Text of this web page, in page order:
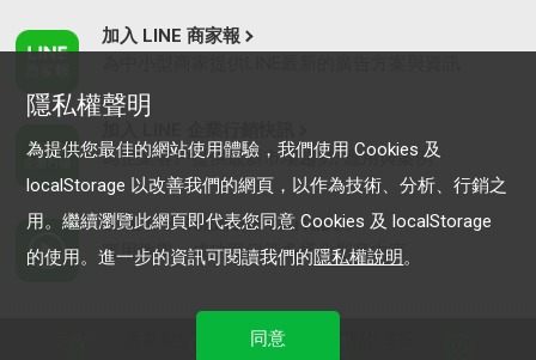
加入 LINE 商家報
為企業客戶提供最新市場趨勢, 應用與案例
LINE Biz-Solutions YouTube
實用教學、成功案例等多樣化影音內容
服務條款
隱私權聲明
為提供您最佳的網站使用體驗，我們使用 Cookies 及
localStorage 以改善我們的網頁，以作為技術、分析、行銷之
用。繼續瀏覽此網頁即代表您同意 Cookies 及 localStorage
的使用。進一步的資訊可閱讀我們的隱私權說明。
同意